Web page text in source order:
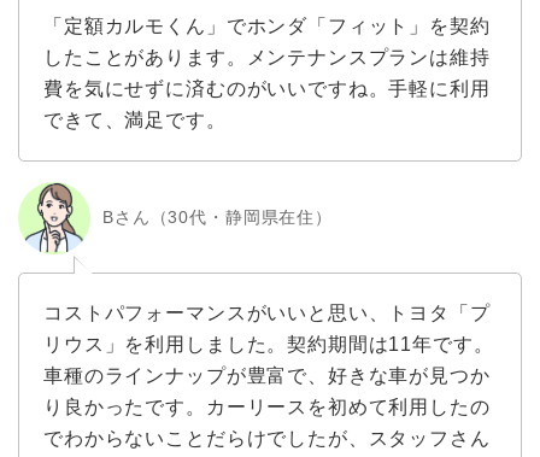
「定額カルモくん」でホンダ「フィット」を契約
したことがあります。メンテナンスプランは維持
費を気にせずに済むのがいいですね。手軽に利用
できて、満足です。
Bさん（30代・静岡県在住）
コストパフォーマンスがいいと思い、トヨタ「プ
リウス」を利用しました。契約期間は11年です。
車種のラインナップが豊富で、好きな車が見つか
り良かったです。カーリースを初めて利用したの
でわからないことだらけでしたが、スタッフさん